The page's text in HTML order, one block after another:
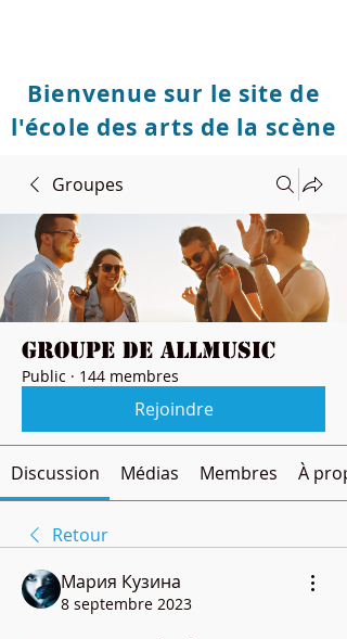
Bienvenue sur le site de
l'école des arts de la scène
Groupes
Groupe de Allmusic
Public · 144 membres
Rejoindre
Discussion Médias Membres À
Retour
Мария Кузина
8 septembre 2023